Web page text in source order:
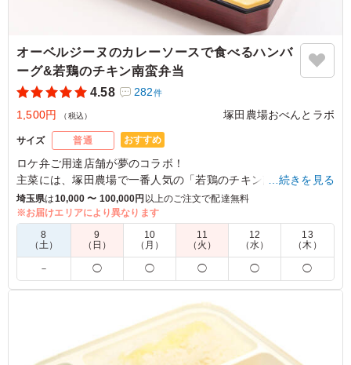
埼玉県さいたま市大宮区吉敷町2026/02/01
オーベルジーヌのカレーソースで食べるハンバ
ーグ&若鶏のチキン南蛮弁当
4.58
282件
1,500円 （税込） 塚田農場おべんとラボ
サイズ 普通 おすすめ
ロケ弁ご用達店舗が夢のコラボ！
主菜には、塚田農場で一番人気の「若鶏のチキン南蛮」と、九
州産黒毛和牛と宮崎県産のブランド豚「まるみ豚」を使用した
特製ハンバーグを贅沢に盛り合わせました。
オーベルジーヌの特製欧風カレーソースは甘さのあとにくるス
パイスの香りと深いコクが最大の特徴。
ご飯とはもちろん、主菜とも相性抜群！
タルタルソースと絡めて、お好みで味の変化もお楽しみいただ
一つのお弁当で色々楽しめるのはコラボ弁当ならでは。
この機会に是非ご賞味下さい。
…続きを見る
埼玉県は10,000 〜 100,000円 以上のご注文で配達無料
※お届けエリアにより異なります
8
（土）
9
（日）
10
（月）
11
（火）
12
（水）
13
（木）
－ ◯ ◯ ◯ ◯ ◯